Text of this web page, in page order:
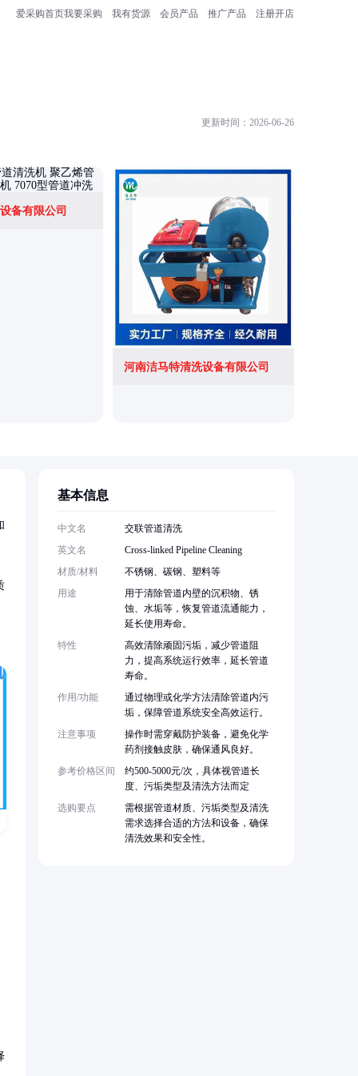
爱采购首页我要采购 我有货源 会员产品 推广产品 注册开店
更新时间：2026-06-26
备有限公司
河南洁马特清洗设备有限公司
基本信息
中文名
交联管道清洗
英文名
Cross-linked Pipeline Cleaning
材质/材料
不锈钢、碳钢、塑料等
用途
用于清除管道内壁的沉积物、锈
蚀、水垢等，恢复管道流通能力，
延长使用寿命。
特性
高效清除顽固污垢，减少管道阻
力，提高系统运行效率，延长管道
寿命。
作用/功能
通过物理或化学方法清除管道内污
垢，保障管道系统安全高效运行。
注意事项
操作时需穿戴防护装备，避免化学
药剂接触皮肤，确保通风良好。
参考价格区间
约500-5000元/次，具体视管道长
度、污垢类型及清洗方法而定
选购要点
需根据管道材质、污垢类型及清洗
需求选择合适的方法和设备，确保
清洗效果和安全性。